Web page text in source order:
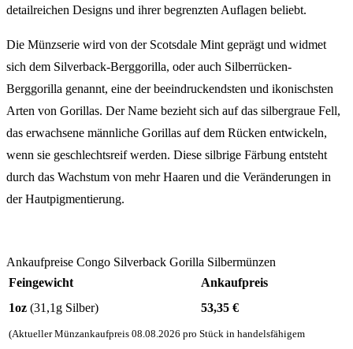
detailreichen Designs und ihrer begrenzten Auflagen beliebt.
Die Münzserie wird von der Scotsdale Mint geprägt und widmet
sich dem Silverback-Berggorilla, oder auch Silberrücken-
Berggorilla genannt, eine der beeindruckendsten und ikonischsten
Arten von Gorillas. Der Name bezieht sich auf das silbergraue Fell,
das erwachsene männliche Gorillas auf dem Rücken entwickeln,
wenn sie geschlechtsreif werden. Diese silbrige Färbung entsteht
durch das Wachstum von mehr Haaren und die Veränderungen in
der Hautpigmentierung.
Ankaufpreise Congo Silverback Gorilla Silbermünzen
Feingewicht
Ankaufpreis
1oz (31,1g Silber) 53,35 €
(Aktueller Münzankaufpreis 08.08.2026 pro Stück in handelsfähigem